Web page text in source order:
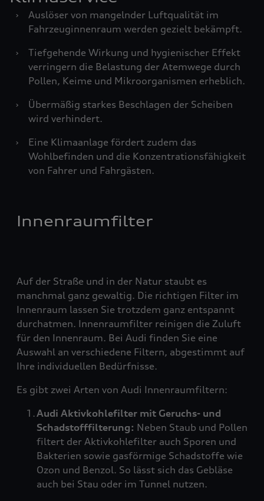
›
Auslöser von mangelnder Luftqualität im
Fahrzeuginnenraum werden gezielt bekämpft.
›
Tiefgehende Wirkung und hygienischer Effekt
verringern die Belastung der Atemwege durch
Pollen, Keime und Mikroorganismen erheblich.
›
Übermäßig starkes Beschlagen der Scheiben
wird verhindert.
›
Eine Klimaanlage fördert zudem das
Wohlbefinden und die Konzentrationsfähigkeit
von Fahrer und Fahrgästen.
Innenraumfilter
Auf der Straße und in der Natur staubt es
manchmal ganz gewaltig. Die richtigen Filter im
Innenraum lassen Sie trotzdem ganz entspannt
durchatmen. Innenraumfilter reinigen die Zuluft
für den Innenraum. Bei Audi finden Sie eine
Auswahl an verschiedene Filtern, abgestimmt auf
Ihre individuellen Bedürfnisse.
Es gibt zwei Arten von Audi Innenraumfiltern:
Audi Aktivkohlefilter mit Geruchs- und
Schadstofffilterung: Neben Staub und Pollen
filtert der Aktivkohlefilter auch Sporen und
Bakterien sowie gasförmige Schadstoffe wie
Ozon und Benzol. So lässt sich das Gebläse
auch bei Stau oder im Tunnel nutzen.